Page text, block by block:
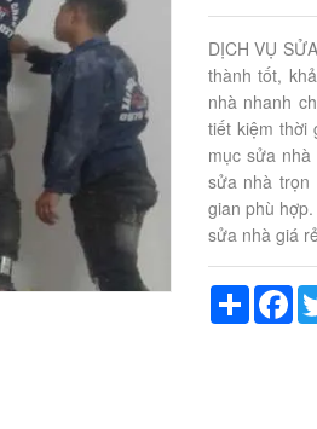
DỊCH VỤ
thành tốt,
nhà nhanh
tiết kiệm thời
mục sửa
sửa nhà trọn
gian phù
sửa nhà giá
Share